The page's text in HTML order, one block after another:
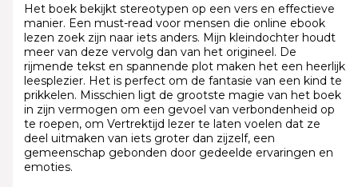
Het boek bekijkt stereotypen op een vers en effectieve
manier. Een must-read voor mensen die online ebook
lezen zoek zijn naar iets anders. Mijn kleindochter houdt
meer van deze vervolg dan van het origineel. De
rijmende tekst en spannende plot maken het een heerlijk
leesplezier. Het is perfect om de fantasie van een kind te
prikkelen. Misschien ligt de grootste magie van het boek
in zijn vermogen om een gevoel van verbondenheid op
te roepen, om Vertrektijd lezer te laten voelen dat ze
deel uitmaken van iets groter dan zijzelf, een
gemeenschap gebonden door gedeelde ervaringen en
emoties.